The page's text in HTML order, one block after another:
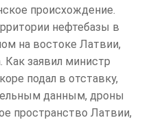
происхождение.
нефтебазы в
на востоке Латвии,
Как заявил министр
подал в отставку,
данным, дроны
пространство Латвии,